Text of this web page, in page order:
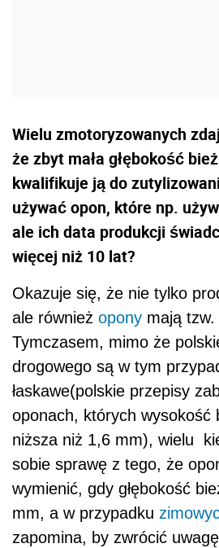
Wielu zmotoryzowanych
że zbyt mała głębokość
kwalifikuje ją do
używać opon, które np.
ale ich data produkcji
więcej niż 10 lat?
Okazuje się, że nie tylko
ale również opony mają
Tymczasem, mimo że
drogowego są w tym
łaskawe(polskie przepisy
oponach, których wysokość
niższa niż 1,6 mm), wielu
sobie sprawę z tego, że
wymienić, gdy głębokość
mm, a w przypadku
zapomina, by zwrócić